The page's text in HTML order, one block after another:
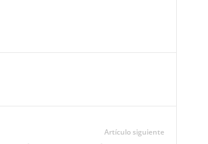
Artículo siguiente